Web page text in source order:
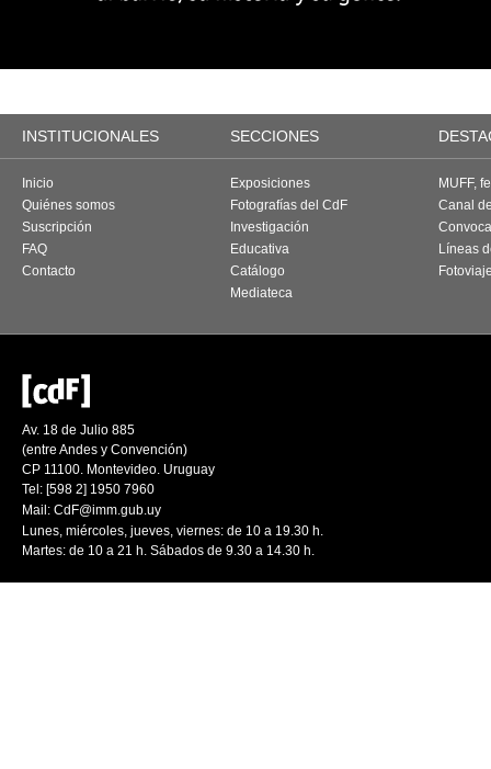
INSTITUCIONALES SECCIONES
Inicio
Quiénes somos
Suscripción
FAQ
Contacto
Exposiciones
Fotografías del CdF
Investigación
Educativa
Catálogo
Mediateca
MUFF,
Canal
Líneas
Av. 18 de Julio 885
(entre Andes y Convención)
CP 11100. Montevideo. Uruguay
Tel: [598 2] 1950 7960
Mail: CdF@imm.gub.uy
Lunes, miércoles, jueves, viernes: de 10 a 19.30 h.
Martes: de 10 a 21 h. Sábados de 9.30 a 14.30 h.